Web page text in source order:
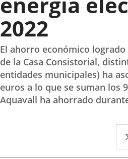
2022
El ahorro económico
de la Casa Consistorial,
entidades municipales) ha
euros a lo que se suman los
Aquavall ha ahorrado